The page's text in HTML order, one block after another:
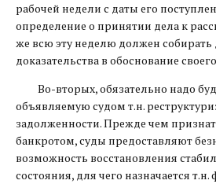
рабочей недели с даты его
определение о принятии дела к
же всю эту неделю должен
доказательства в обоснование
Во-вторых, обязательно надо
объявляемую судом т.н.
задолженности. Прежде чем
банкротом, суды предоставляют
возможность восстановления
состояния, для чего назначается